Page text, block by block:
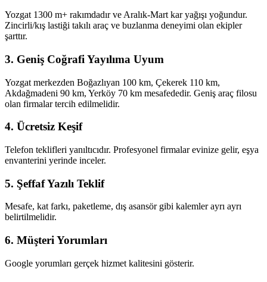
Yozgat 1300 m+ rakımdadır ve Aralık-Mart kar yağışı yoğundur.
Zincirli/kış lastiği takılı araç ve buzlanma deneyimi olan ekipler
şarttır.
3. Geniş Coğrafi Yayılıma Uyum
Yozgat merkezden Boğazlıyan 100 km, Çekerek 110 km,
Akdağmadeni 90 km, Yerköy 70 km mesafededir. Geniş araç filosu
olan firmalar tercih edilmelidir.
4. Ücretsiz Keşif
Telefon teklifleri yanıltıcıdır. Profesyonel firmalar evinize gelir, eşya
envanterini yerinde inceler.
5. Şeffaf Yazılı Teklif
Mesafe, kat farkı, paketleme, dış asansör gibi kalemler ayrı ayrı
belirtilmelidir.
6. Müşteri Yorumları
Google yorumları gerçek hizmet kalitesini gösterir.